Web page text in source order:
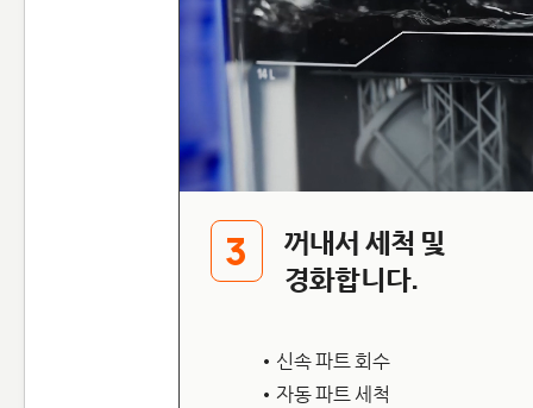
3
꺼내서 세척 및
경화합니다.
• 신속 파트 회수
• 자동 파트 세척